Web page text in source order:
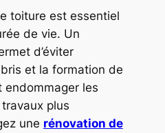
toiture est essentiel
de vie. Un
d’éviter
et la formation de
endommager les
plus
une rénovation de